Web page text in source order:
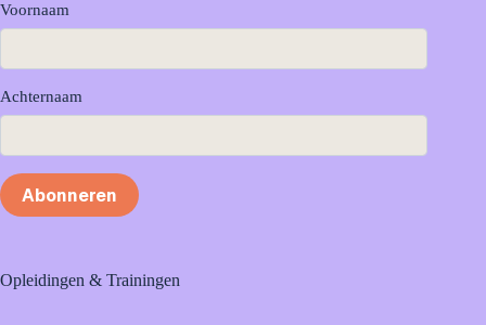
Voornaam
Achternaam
Abonneren
Opleidingen & Trainingen